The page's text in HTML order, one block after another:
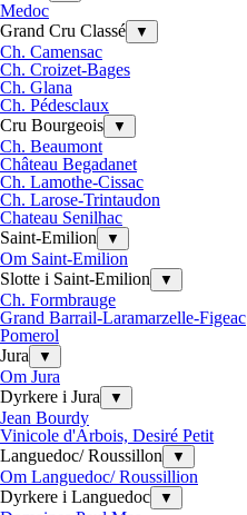
Medoc
Grand Cru Classé
▼
Ch. Camensac
Ch. Croizet-Bages
Ch. Glana
Ch. Pédesclaux
Cru Bourgeois
▼
Ch. Beaumont
Château Begadanet
Ch. Lamothe-Cissac
Ch. Larose-Trintaudon
Chateau Senilhac
Saint-Emilion
▼
Om Saint-Emilion
Slotte i Saint-Emilion
▼
Ch. Formbrauge
Grand Barrail-Laramarzelle-Figeac
Pomerol
Jura
▼
Om Jura
Dyrkere i Jura
▼
Jean Bourdy
Vinicole d'Arbois, Desiré Petit
Languedoc/ Roussillon
▼
Om Languedoc/ Roussillion
Dyrkere i Languedoc
▼